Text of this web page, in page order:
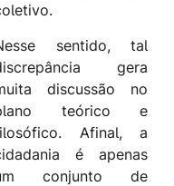
sentido, tal
gera
discussão no
teórico e
Afinal, a
é apenas
conjunto de